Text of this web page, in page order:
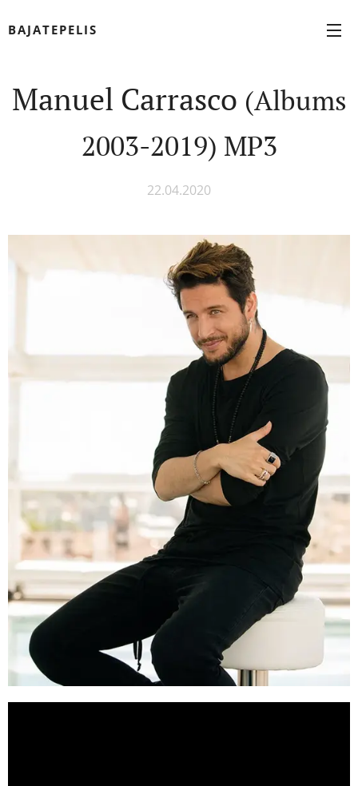
BAJATEPELIS
Manuel Carrasco (Albums
2003-2019) MP3
22.04.2020